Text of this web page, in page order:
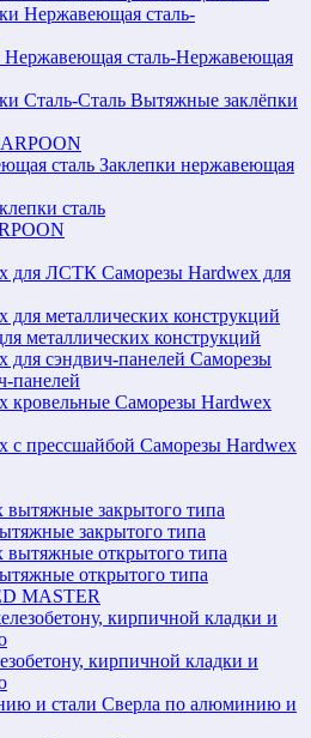
сталь-Нержавеющая
Вытяжные заклёпки
Заклепки нержавеющая
сталь
Саморезы Hardwex для
металлических конструкций
Саморезы
панелей
Саморезы Hardwex
Саморезы Hardwex
закрытого типа
открытого типа
MASTER
кирпичной кладки и
Сверла по алюминию и